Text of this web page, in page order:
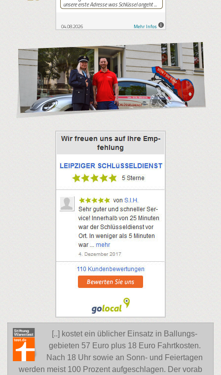
[..] kostet ein üblicher Einsatz in Ballungs-
gebieten 57 Euro plus 18 Euro Fahrtkosten.
Nach 18 Uhr sowie an Sonn- und Feiertagen
werden meist 100 Prozent aufgeschlagen. Der vorab